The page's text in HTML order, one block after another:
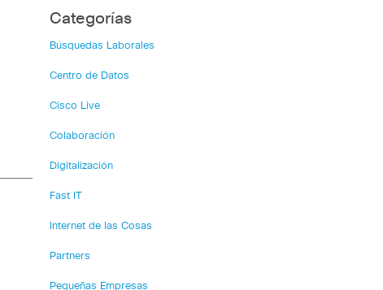
Categorías
Búsquedas Laborales
Centro de Datos
Cisco Live
Colaboración
Digitalización
Fast IT
Internet de las Cosas
Partners
Pequeñas Empresas